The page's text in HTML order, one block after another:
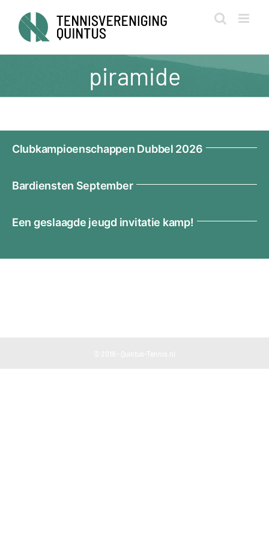
naar
inhoud
piramide
Clubkampioenschappen Dubbel 2026
Bardiensten September
Een geslaagde jeugd invitatie kamp!